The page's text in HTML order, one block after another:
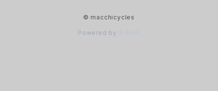
© macchicycles
Powered by